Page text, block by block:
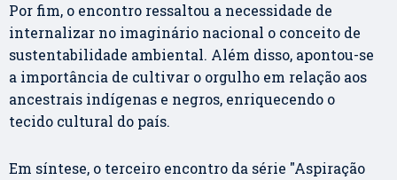
Por fim, o encontro ressaltou a necessidade de
internalizar no imaginário nacional o conceito de
sustentabilidade ambiental. Além disso, apontou-se
a importância de cultivar o orgulho em relação aos
ancestrais indígenas e negros, enriquecendo o
tecido cultural do país.
Em síntese, o terceiro encontro da série "Aspiração